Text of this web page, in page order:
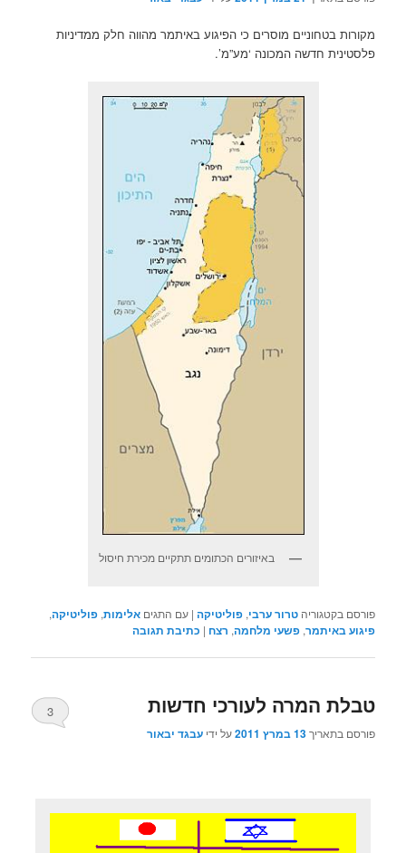
מקורות בטחוניים מוסרים כי הפיגוע באיתמר מהווה חלק ממדיניות
פלסטינית חדשה המכונה ‘מע”מ’.
באיזורים הכתומים תתקיים מכירת חיסול
פורסם בקטגוריה טרור ערבי,פוליטיקה |עם התגים אלימות,פוליטיקה,
פיגוע באיתמר,פשעי מלחמה, רצח | כתיבת תגובה
טבלת המרה לעורכי חדשות
פורסם בתאריך13 במרץ 2011 על ידיעבגד יבאור
3